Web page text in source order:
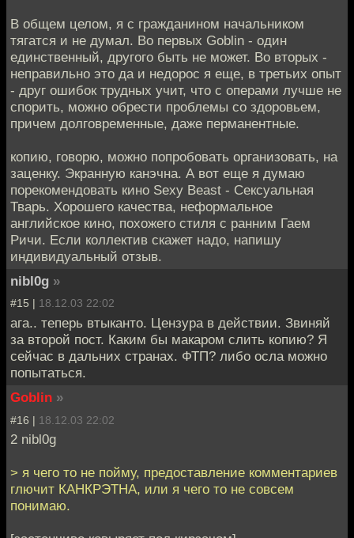
В общем целом, я с гражданином начальником
тягатся и не думал. Во первых Goblin - один
единственный, другого быть не может. Во вторых -
неправильно это да и недорос я еще, в третьих опыт
- друг ошибок трудных учит, что с операми лучше не
спорить, можно обрести проблемы со здоровьем,
причем долговременные, даже перманентные.
копию, говорю, можно попробовать организовать, на
заценку. Экранную канэчна. А вот еще я думаю
порекомендовать кино Sexy Beast - Сексуальная
Тварь. Хорошего качества, неформальное
английское кино, похожего стиля с ранним Гаем
Ричи. Если коллектив скажет надо, напишу
индивидуальный отзыв.
nibl0g »
#15 | 18.12.03 22:02
ага.. теперь втыканто. Цензура в действии. Звиняй
за второй пост. Каким бы макаром слить копию? Я
сейчас в дальних странах. ФТП? либо осла можно
попытаться.
Goblin »
#16 | 18.12.03 22:02
2 nibl0g
> я чего то не пойму, предоставление комментариев
глючит КАНКРЭТНА, или я чего то не совсем
понимаю.